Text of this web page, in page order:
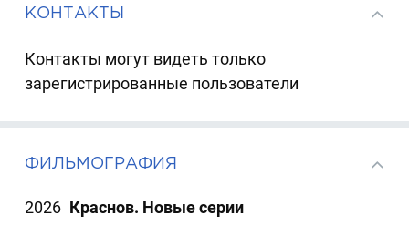
КОНТАКТЫ
Контакты могут видеть только
зарегистрированные пользователи
ФИЛЬМОГРАФИЯ
2026 Краснов. Новые серии